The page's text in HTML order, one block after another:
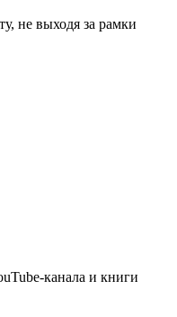
не выходя за рамки
канала и книги